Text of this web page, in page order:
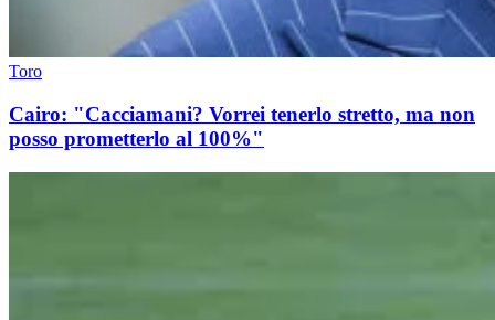
Toro
Cairo: "Cacciamani? Vorrei tenerlo stretto, ma non
posso prometterlo al 100%"